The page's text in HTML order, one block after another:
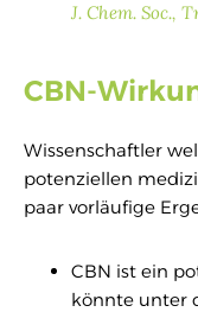
J. Chem. Soc.,
CBN-
Wissenschaftler
potenziellen
paar vorläufige
CBN ist ein
könnte unter